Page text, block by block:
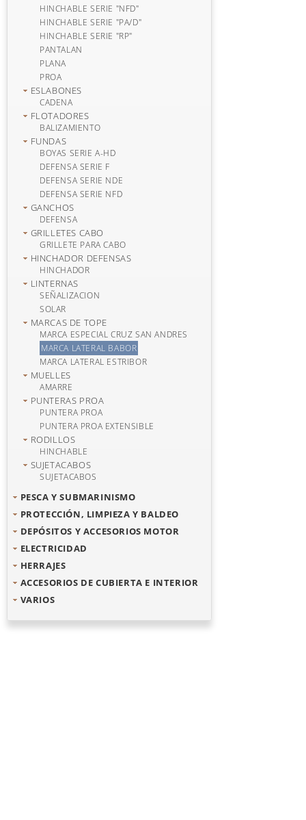
HINCHABLE SERIE "NFD"
HINCHABLE SERIE "PA/D"
HINCHABLE SERIE "RP"
PANTALAN
PLANA
PROA
ESLABONES
CADENA
FLOTADORES
BALIZAMIENTO
FUNDAS
BOYAS SERIE A-HD
DEFENSA SERIE F
DEFENSA SERIE NDE
DEFENSA SERIE NFD
GANCHOS
DEFENSA
GRILLETES CABO
GRILLETE PARA CABO
HINCHADOR DEFENSAS
HINCHADOR
LINTERNAS
SEÑALIZACION
SOLAR
MARCAS DE TOPE
MARCA ESPECIAL CRUZ SAN ANDRES
MARCA LATERAL BABOR
MARCA LATERAL ESTRIBOR
MUELLES
AMARRE
PUNTERAS PROA
PUNTERA PROA
PUNTERA PROA EXTENSIBLE
RODILLOS
HINCHABLE
SUJETACABOS
SUJETACABOS
PESCA Y SUBMARINISMO
PROTECCIÓN, LIMPIEZA Y BALDEO
DEPÓSITOS Y ACCESORIOS MOTOR
ELECTRICIDAD
HERRAJES
ACCESORIOS DE CUBIERTA E INTERIOR
VARIOS